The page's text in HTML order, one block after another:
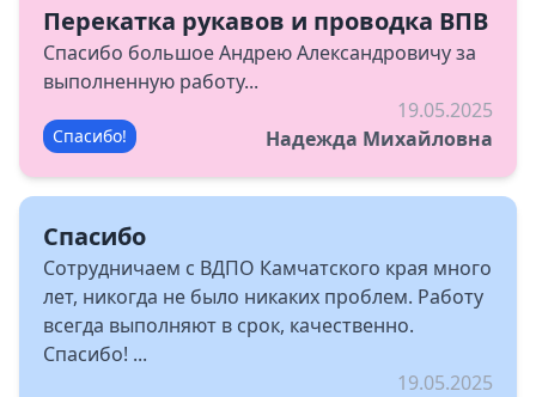
Перекатка рукавов и проводка ВПВ
Спасибо большое Андрею Александровичу за
выполненную работу...
Спасибо!
19.05.2025
Надежда Михайловна
Спасибо
Сотрудничаем с ВДПО Камчатского края много
лет, никогда не было никаких проблем. Работу
всегда выполняют в срок, качественно.
Спасибо! ...
19.05.2025